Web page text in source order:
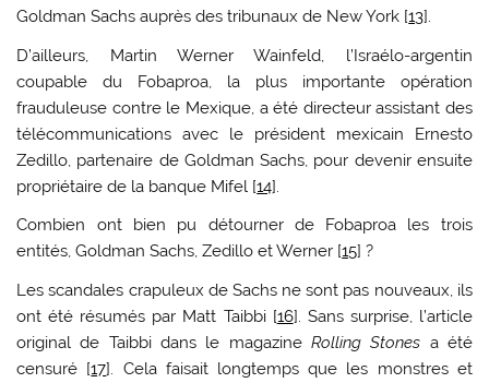
Goldman Sachs auprès des tribunaux de New York [13].
D’ailleurs, Martin Werner Wainfeld, l’Israélo-argentin
coupable du Fobaproa, la plus importante opération
frauduleuse contre le Mexique, a été directeur assistant des
télécommunications avec le président mexicain Ernesto
Zedillo, partenaire de Goldman Sachs, pour devenir ensuite
propriétaire de la banque Mifel [14].
Combien ont bien pu détourner de Fobaproa les trois
entités, Goldman Sachs, Zedillo et Werner [15] ?
Les scandales crapuleux de Sachs ne sont pas nouveaux, ils
ont été résumés par Matt Taibbi [16]. Sans surprise, l’article
original de Taibbi dans le magazine Rolling Stones a été
censuré [17]. Cela faisait longtemps que les monstres et